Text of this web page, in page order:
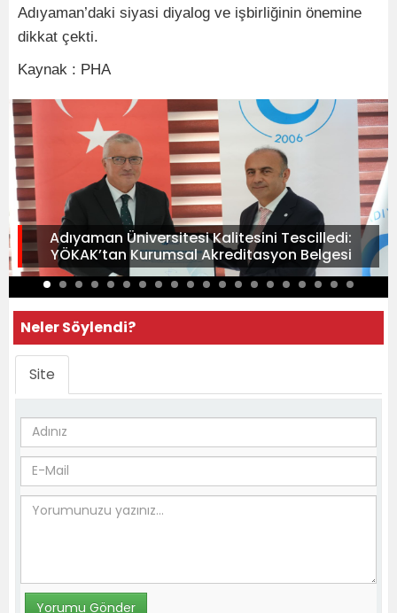
Adıyaman’daki siyasi diyalog ve işbirliğinin önemine
dikkat çekti.
Kaynak : PHA
Adıyaman Üniversitesi Kalitesini Tescilledi:
YÖKAK’tan Kurumsal Akreditasyon Belgesi
Neler Söylendi?
Site